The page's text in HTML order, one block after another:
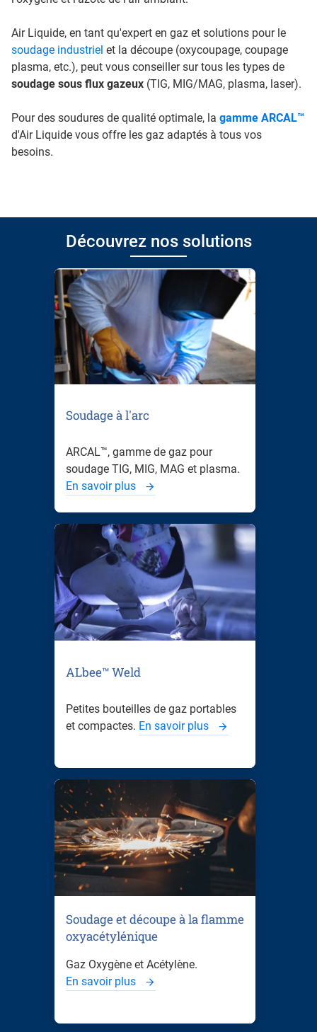
Air Liquide, en tant qu'expert en gaz et solutions pour le
soudage industriel et la découpe (oxycoupage, coupage
plasma, etc.), peut vous conseiller sur tous les types de
soudage sous flux gazeux (TIG, MIG/MAG, plasma, laser).
Pour des soudures de qualité optimale, la gamme ARCAL™
d'Air Liquide vous offre les gaz adaptés à tous vos
besoins.
Découvrez nos solutions
Soudage à l'arc
ARCAL™, gamme de gaz pour
soudage TIG, MIG, MAG et plasma.
En savoir plus
ALbee™ Weld
Petites bouteilles de gaz portables
et compactes. En savoir plus
Soudage et découpe à la flamme
oxyacétylénique
Gaz Oxygène et Acétylène.
En savoir plus